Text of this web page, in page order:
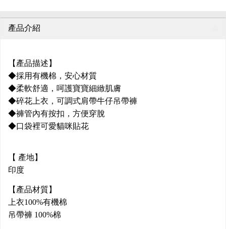
產品介紹
【產品描述】
◆採用有機棉，安心材質
◆柔軟舒適，呵護寶寶細緻肌膚
◆碎花上衣，可調式肩帶牛仔吊帶褲
◆褲管內有按扣，方便穿脫
◆口袋裡可愛貓咪貼花
【 產地】
印度
【產品材質】
上衣100%有機棉
吊帶褲 100%棉